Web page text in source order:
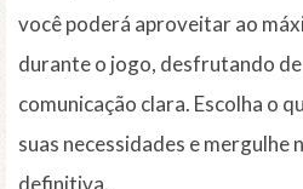
você poderá aproveitar ao
durante o jogo, desfrutando
comunicação clara. Escolha o
suas necessidades e mergulhe
definitiva.